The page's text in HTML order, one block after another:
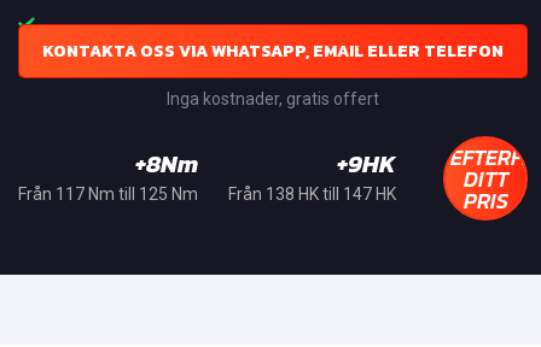
KONTAKTA OSS VIA WHATSAPP, EMAIL ELLER TELEFON
Inga kostnader, gratis offert
+8Nm
Från 117 Nm till 125 Nm
+9HK
Från 138 HK till 147 HK DITT
PRIS